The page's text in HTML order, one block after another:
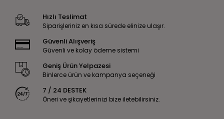
Hızlı Teslimat
Siparişleriniz en kısa sürede elinize ulaşır.
Güvenli Alışveriş
Güvenli ve kolay ödeme sistemi
Geniş Ürün Yelpazesi
Binlerce ürün ve kampanya seçeneği
7 / 24 DESTEK
Öneri ve şikayetlerinizi bize iletebilirsiniz.